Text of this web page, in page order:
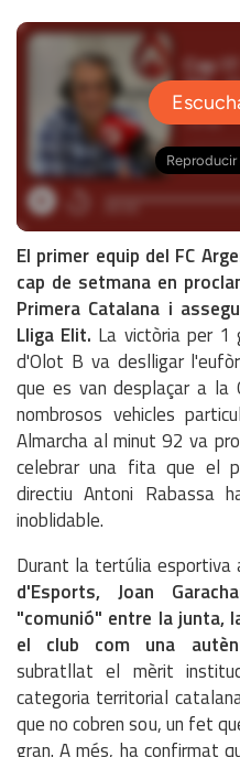
El primer equip del FC
cap de setmana en
Primera Catalana i
Lliga Elit. La victòria per 1
d'Olot B va deslligar
que es van desplaçar a la
nombrosos vehicles
Almarcha al minut 92 va
celebrar una fita que el
directiu Antoni Rabassa
inoblidable.
Durant la tertúlia esportiva
d'Esports, Joan
"comunió" entre la junta,
el club com una
subratllat el mèrit
categoria territorial
que no cobren sou, un fet
gran. A més, ha confirmat